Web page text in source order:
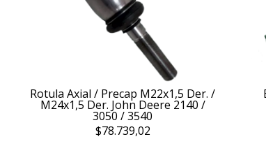
Rotula Axial / Precap M22x1,5 Der. /
M24x1,5 Der. John Deere 2140 /
3050 / 3540
$78.739,02